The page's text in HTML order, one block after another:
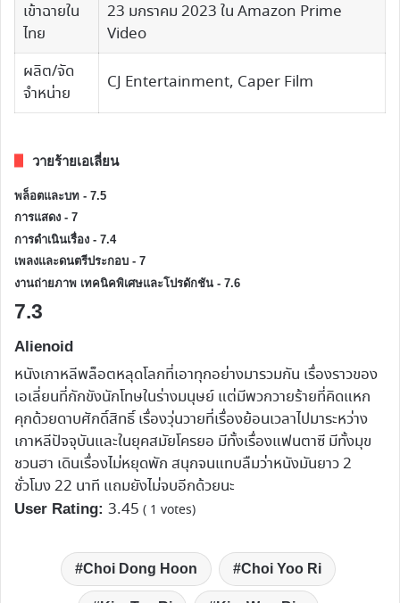
เข้าฉายใน
ไทย
23 มกราคม 2023 ใน Amazon Prime
Video
ผลิต/จัด
จำหน่าย
CJ Entertainment, Caper Film
วายร้ายเอเลี่ยน
พล็อตและบท - 7.5
การแสดง - 7
การดำเนินเรื่อง - 7.4
เพลงและดนตรีประกอบ - 7
งานถ่ายภาพ เทคนิคพิเศษและโปรดักชัน - 7.6
7.3
Alienoid
หนังเกาหลีพล็อตหลุดโลกที่เอาทุกอย่างมารวมกัน เรื่องราวของ
เอเลี่ยนที่กักขังนักโทษในร่างมนุษย์ แต่มีพวกวายร้ายที่คิดแหก
คุกด้วยดาบศักดิ์สิทธิ์ เรื่องวุ่นวายที่เรื่องย้อนเวลาไปมาระหว่าง
เกาหลีปัจจุบันและในยุคสมัยโครยอ มีทั้งเรื่องแฟนตาซี มีทั้งมุข
ชวนฮา เดินเรื่องไม่หยุดพัก สนุกจนแทบลืมว่าหนังมันยาว 2
ชั่วโมง 22 นาที แถมยังไม่จบอีกด้วยนะ
User Rating: 3.45 ( 1 votes)
Choi Dong Hoon Choi Yoo Ri